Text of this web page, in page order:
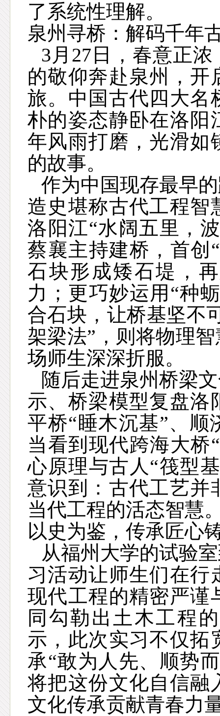
了系统性理解。
泉州寻桥：解码千年
3月 27 日，春意正
的敬仰奔赴泉州，开
旅。中国古代四大名
朴的姿态静卧在洛阳
年风雨打磨，光滑如
的故事。
作为中国现存最早
造史堪称古代工程智
洛阳江“水阔五里，
蔡襄主持建桥，首创
石块形成矮石堤，
力；更巧妙运用“种
合石块，让桥基坚不
架梁法”，则将物理
场师生深深折服。
随后走进泉州桥梁
示、桥梁模型复盘洛
平桥“睡木沉基”、顺
当看到现代跨海大桥
心原理与古人“筏型
意识到：古代工艺并
当代工程的活态智慧
以史为鉴，传承匠心
从福州大学的试验
习活动让师生们在行
现代工程的精密严谨
同勾勒出土木工程
示，此次实习不仅拓
承“敢为人先、顺势
将把这份文化自信融
文化传承贡献青春力